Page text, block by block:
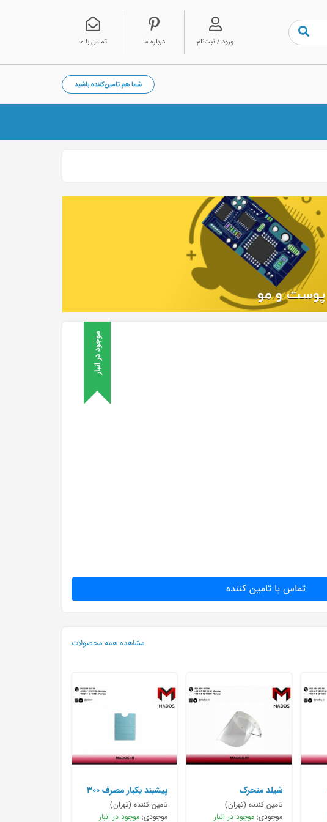
تماس با ما درباره ما ورود / ثبت‌نام
شما هم تامین‌کننده باشید
موجود در انبار
تماس با تامین کننده
مشاهده همه محصولات
شیلد متحرک
تامین کننده (تهران)
موجودی:موجود در انبار
پیشبند یکبار مصرف ۳۰۰
گرمی
تامین کننده (تهران)
موجودی: موجود در انبار